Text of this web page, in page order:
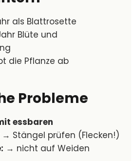
als Blattrosette
Blüte und
die Pflanze ab
Probleme
essbaren
→ Stängel prüfen (Flecken!)
→ nicht auf Weiden